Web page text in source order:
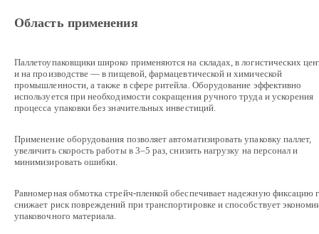
Область применения
Паллетоупаковщики широко применяются на складах, в логистических
и на производстве — в пищевой, фармацевтической и химической
промышленности, а также в сфере ритейла. Оборудование эффективно
используется при необходимости сокращения ручного труда и ускорения
процесса упаковки без значительных инвестиций.
Применение оборудования позволяет автоматизировать упаковку паллет,
увеличить скорость работы в 3–5 раз, снизить нагрузку на персонал и
минимизировать ошибки.
Равномерная обмотка стрейч-пленкой обеспечивает надежную фиксацию
снижает риск повреждений при транспортировке и способствует
упаковочного материала.